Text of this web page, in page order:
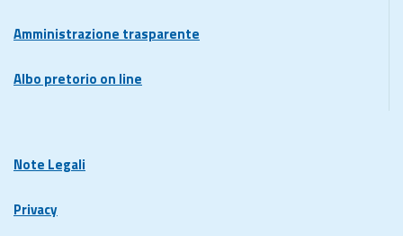
Amministrazione trasparente
Albo pretorio on line
Note Legali
Privacy